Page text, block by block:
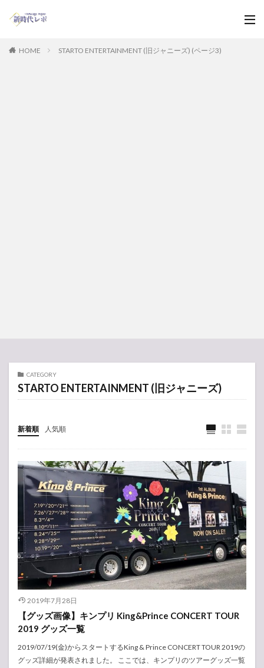
HOME STARTO ENTERTAINMENT (旧ジャニーズ) (ページ3)
CATEGORY
STARTO ENTERTAINMENT (旧ジャニーズ)
新着順 人気順
2019年7月28日
【グッズ画像】キンプリ King&Prince CONCERT TOUR
2019 グッズ一覧
2019/07/19(金)からスタートするKing & Prince CONCERT TOUR 2019の
グッズ詳細が発表されました。 ここでは、キンプリのツアーグッズ一覧